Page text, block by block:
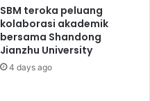
SBM teroka peluang
kolaborasi akademik
bersama Shandong
Jianzhu University
4 days ago